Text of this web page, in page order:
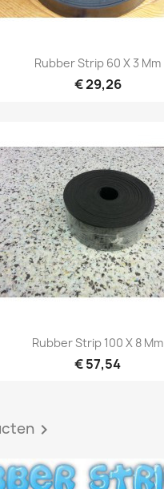
Rubber Strip 60 X 3 Mm
€ 29,26
Rubber Strip 100 X 8 Mm
€ 57,54
